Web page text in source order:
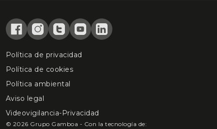
Política de privacidad
Política de cookies
Política ambiental
Aviso legal
Videovigilancia-Privacidad
© 2026 Grupo Gamboa - Con la tecnología de: